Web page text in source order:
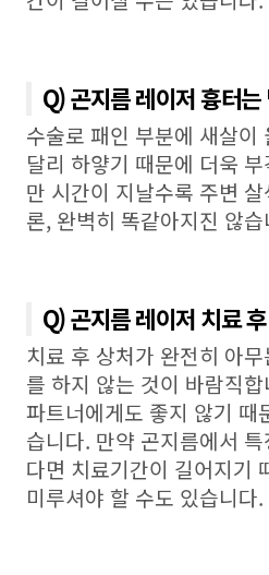
Q) 곤지름 레이저 흉터
수술로 패인 부분에 새살이
달리 하얗기 때문에 더욱
만 시간이 지날수록 주변
론, 완벽히 똑같아지진 않습
Q) 곤지름 레이저 치료
치료 후 상처가 완전히 아무
를 하지 않는 것이 바람직합
파트너에게도 좋지 않기 때
습니다. 만약 곤지름에서
다면 치료기간이 길어지기
미루셔야 할 수도 있습니다.